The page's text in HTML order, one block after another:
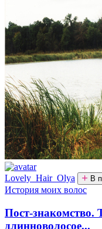
Lovely_Hair_Olya В
История моих волос
Пост-знакомство.
длинноволосое...